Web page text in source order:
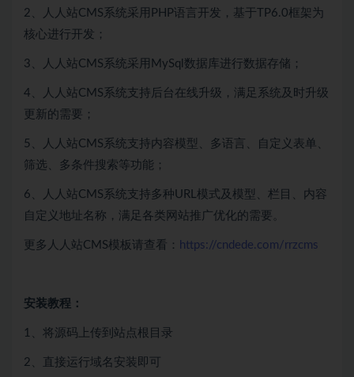
2、人人站CMS系统采用PHP语言开发，基于TP6.0框架为
核心进行开发；
3、人人站CMS系统采用MySql数据库进行数据存储；
4、人人站CMS系统支持后台在线升级，满足系统及时升级
更新的需要；
5、人人站CMS系统支持内容模型、多语言、自定义表单、
筛选、多条件搜索等功能；
6、人人站CMS系统支持多种URL模式及模型、栏目、内容
自定义地址名称，满足各类网站推广优化的需要。
更多人人站CMS模板请查看： https://cndede.com/rrzcms
安装教程：
1、将源码上传到站点根目录
2、直接运行域名安装即可